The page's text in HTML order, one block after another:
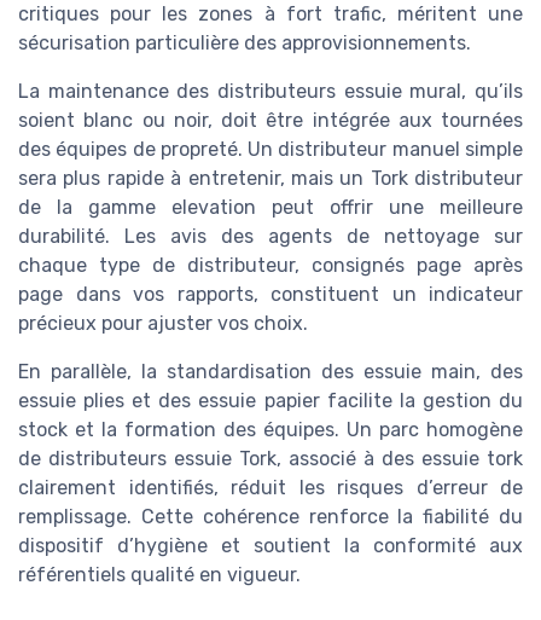
critiques pour les zones à fort trafic, méritent une
sécurisation particulière des approvisionnements.
La maintenance des distributeurs essuie mural, qu’ils
soient blanc ou noir, doit être intégrée aux tournées
des équipes de propreté. Un distributeur manuel simple
sera plus rapide à entretenir, mais un Tork distributeur
de la gamme elevation peut offrir une meilleure
durabilité. Les avis des agents de nettoyage sur
chaque type de distributeur, consignés page après
page dans vos rapports, constituent un indicateur
précieux pour ajuster vos choix.
En parallèle, la standardisation des essuie main, des
essuie plies et des essuie papier facilite la gestion du
stock et la formation des équipes. Un parc homogène
de distributeurs essuie Tork, associé à des essuie tork
clairement identifiés, réduit les risques d’erreur de
remplissage. Cette cohérence renforce la fiabilité du
dispositif d’hygiène et soutient la conformité aux
référentiels qualité en vigueur.